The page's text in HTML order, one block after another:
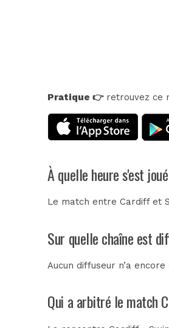
Pratique 👉retrouvez ce
À quelle heure s'est
Le match entre Cardiff et
Sur quelle chaîne est
Aucun diffuseur n’a
Qui a arbitré le match